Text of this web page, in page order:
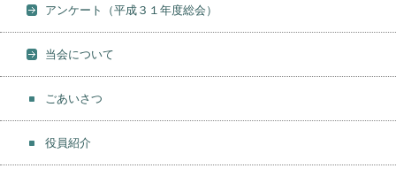
アンケート（平成３１年度総会）
当会について
ごあいさつ
役員紹介